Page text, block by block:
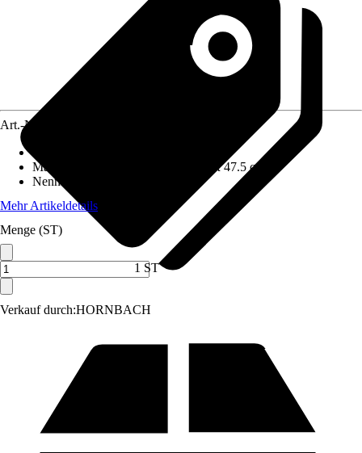
Verkauf durch:HORNBACH
Art.-Nr.
Maße (BxHxT)
55.3 cm x 142 cm x 47.5 cm
Nennwärmeleistung
Mehr Artikeldetails
Menge (ST)
1 ST